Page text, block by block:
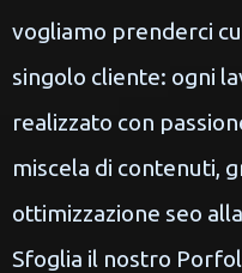
vogliamo prenderci
singolo cliente: ogni
realizzato con
miscela di contenuti,
ottimizzazione seo
Sfoglia il nostro